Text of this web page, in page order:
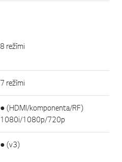
8 režīmi
7 režīmi
● (HDMI/komponenta/RF)
1080i/1080p/720p
● (v3)